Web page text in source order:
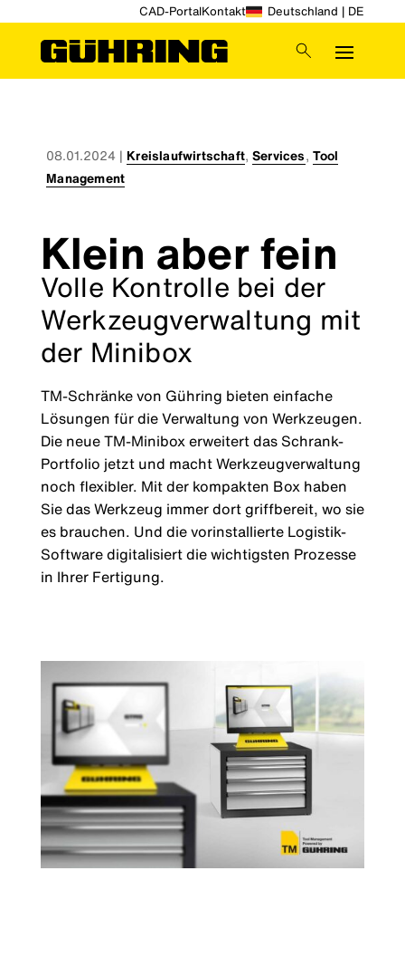
CAD-PortalKontakt Deutschland | DE
08.01.2024 |Kreislaufwirtschaft,Services, Tool
Management
Klein aber fein
Volle Kontrolle bei der
Werkzeugverwaltung mit
der Minibox
TM-Schränke von Gühring bieten einfache
Lösungen für die Verwaltung von Werkzeugen.
Die neue TM-Minibox erweitert das Schrank-
Portfolio jetzt und macht Werkzeugverwaltung
noch flexibler. Mit der kompakten Box haben
Sie das Werkzeug immer dort griffbereit, wo sie
es brauchen. Und die vorinstallierte Logistik-
Software digitalisiert die wichtigsten Prozesse
in Ihrer Fertigung.